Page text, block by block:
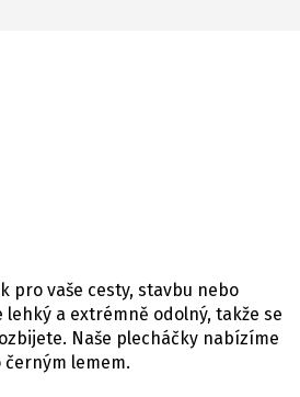
pro vaše cesty, stavbu nebo
lehký a extrémně odolný, takže se
Naše plecháčky nabízíme
lemem.